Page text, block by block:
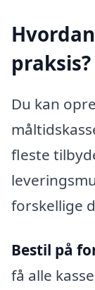
praksis?
Du kan
fleste
forskellige
Bestil på
få alle